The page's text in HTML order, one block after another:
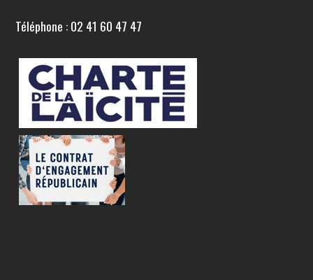
Téléphone : 02 41 60 47 47